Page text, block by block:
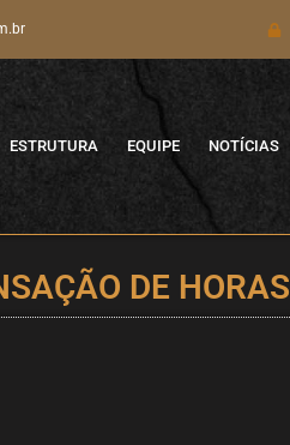
ESTRUTURA EQUIPE NOTÍCIAS
DE HORAS